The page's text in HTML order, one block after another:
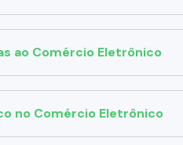
ao Comércio Eletrônico
no Comércio Eletrônico